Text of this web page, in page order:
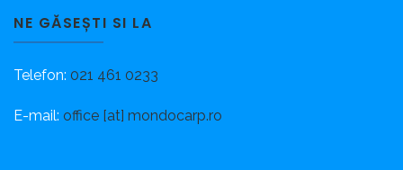
NE GĂSEȘTI SI LA
Telefon: 021 461 0233
E-mail: office [at] mondocarp.ro